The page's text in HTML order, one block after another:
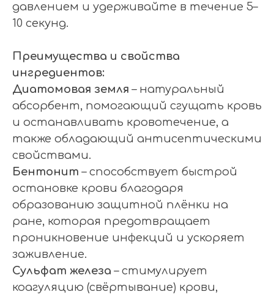
давлением и удерживайте в течение 5–
10 секунд.
Преимущества и свойства
ингредиентов:
Диатомовая земля– натуральный
абсорбент, помогающий сгущать кровь
и останавливать кровотечение, а
также обладающий антисептическими
свойствами.
Бентонит – способствует быстрой
остановке крови благодаря
образованию защитной плёнки на
ране, которая предотвращает
проникновение инфекций и ускоряет
заживление.
Сульфат железа– стимулирует
коагуляцию (свёртывание) крови,